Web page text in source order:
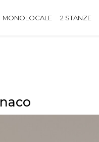
MONOLOCALE 2 STANZE